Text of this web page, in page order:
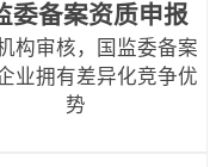
委备案资质申报
构审核，国监委备案
业拥有差异化竞争优
势